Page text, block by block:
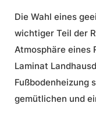
Die Wahl eines
wichtiger Teil der
Atmosphäre eines
Laminat
Fußbodenheizung
gemütlichen und